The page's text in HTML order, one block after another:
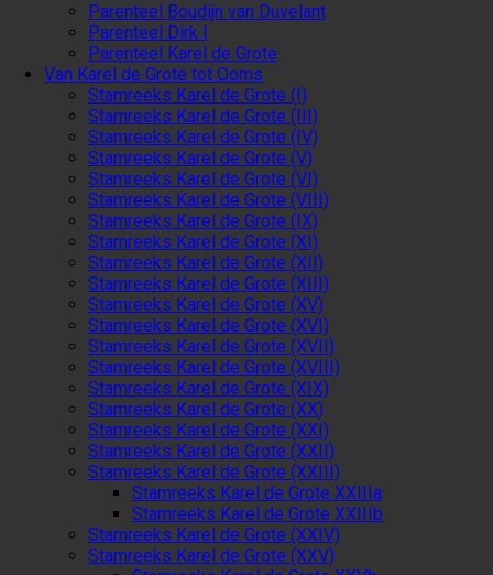
Parenteel Boudijn van Duvelant
Parenteel Dirk I
Parenteel Karel de Grote
Van Karel de Grote tot Ooms
Stamreeks Karel de Grote (I)
Stamreeks Karel de Grote (III)
Stamreeks Karel de Grote (IV)
Stamreeks Karel de Grote (V)
Stamreeks Karel de Grote (VI)
Stamreeks Karel de Grote (VIII)
Stamreeks Karel de Grote (IX)
Stamreeks Karel de Grote (XI)
Stamreeks Karel de Grote (XII)
Stamreeks Karel de Grote (XIII)
Stamreeks Karel de Grote (XV)
Stamreeks Karel de Grote (XVI)
Stamreeks Karel de Grote (XVII)
Stamreeks Karel de Grote (XVIII)
Stamreeks Karel de Grote (XIX)
Stamreeks Karel de Grote (XX)
Stamreeks Karel de Grote (XXI)
Stamreeks Karel de Grote (XXII)
Stamreeks Karel de Grote (XXIII)
Stamreeks Karel de Grote XXIIIa
Stamreeks Karel de Grote XXIIIb
Stamreeks Karel de Grote (XXIV)
Stamreeks Karel de Grote (XXV)